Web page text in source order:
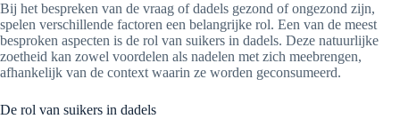
Bij het bespreken van de vraag of dadels gezond of ongezond zijn,
spelen verschillende factoren een belangrijke rol. Een van de meest
besproken aspecten is de rol van suikers in dadels. Deze natuurlijke
zoetheid kan zowel voordelen als nadelen met zich meebrengen,
afhankelijk van de context waarin ze worden geconsumeerd.
De rol van suikers in dadels